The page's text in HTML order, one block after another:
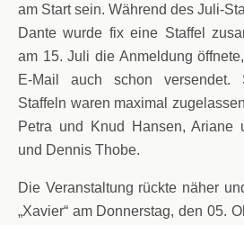
am Start sein. Während des Juli-
Dante wurde fix eine Staffel
am 15. Juli die Anmeldung
E-Mail auch schon versendet.
Staffeln waren maximal
Petra und Knud Hansen, Ariane
und Dennis Thobe.
Die Veranstaltung rückte näher
„Xavier“ am Donnerstag, den 05.